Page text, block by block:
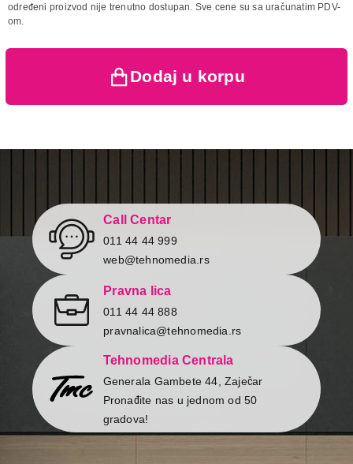
Zemlja porekla:
Kina
određeni proizvod nije trenutno dostupan. Sve cene su sa uračunatim PDV-
om.
Dodaj u korpu
TASTATURE
Ukupno u korpi:0,00
Završi kupovinu
Call Centar
011 44 44 999
web@tehnomedia.rs
Pravna lica
011 44 44 888
pravnalica@tehnomedia.rs
Tehnomedia Centrala
Generala Gambete 44, Zaječar
Pronađite nas u jednom od 50
gradova!